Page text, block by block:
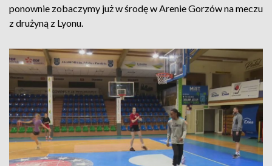
ponownie zobaczymy już w środę w Arenie Gorzów na meczu
z drużyną z Lyonu.